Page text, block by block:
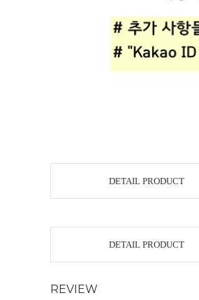
DETAIL PRODUCT
DETAIL PRODUCT
REVIEW